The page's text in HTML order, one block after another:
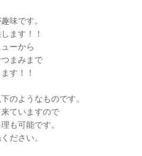
味です。
ます！！
ーから
まみまで
す！！
のようなものです。
ていますので
も可能です。
ださい。